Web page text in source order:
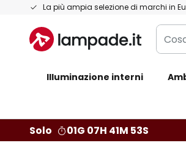
La più ampia selezione di marchi in
Salta
contenuto
Cosa
stai
Illuminazione interni
Solo 01G 07H 41M 52S